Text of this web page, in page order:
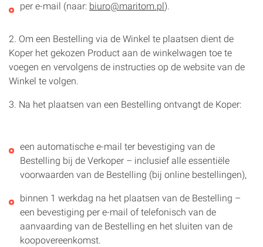
per e-mail (naar: biuro@maritom.pl).
2. Om een Bestelling via de Winkel te plaatsen dient de
Koper het gekozen Product aan de winkelwagen toe te
voegen en vervolgens de instructies op de website van de
Winkel te volgen.
3. Na het plaatsen van een Bestelling ontvangt de Koper:
een automatische e-mail ter bevestiging van de
Bestelling bij de Verkoper – inclusief alle essentiële
voorwaarden van de Bestelling (bij online bestellingen),
binnen 1 werkdag na het plaatsen van de Bestelling –
een bevestiging per e-mail of telefonisch van de
aanvaarding van de Bestelling en het sluiten van de
koopovereenkomst.